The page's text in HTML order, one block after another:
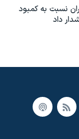
نسبت به کمبود
داد